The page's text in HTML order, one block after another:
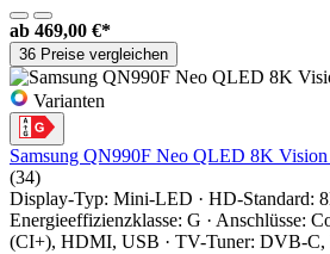
ab 469,00 €*
36 Preise vergleichen
Varianten
Samsung QN990F Neo QLED 8K
(34)
Display-Typ: Mini-LED · HD-Standard:
Energieeffizienzklasse: G · Anschlüsse:
(CI+), HDMI, USB · TV-Tuner: DVB-